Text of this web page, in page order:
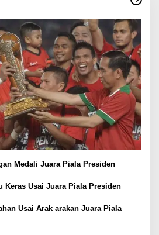
Medali Juara Piala Presiden
Keras Usai Juara Piala Presiden
Usai Arak arakan Juara Piala